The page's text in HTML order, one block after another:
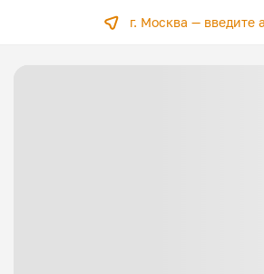
г. Москва —введите